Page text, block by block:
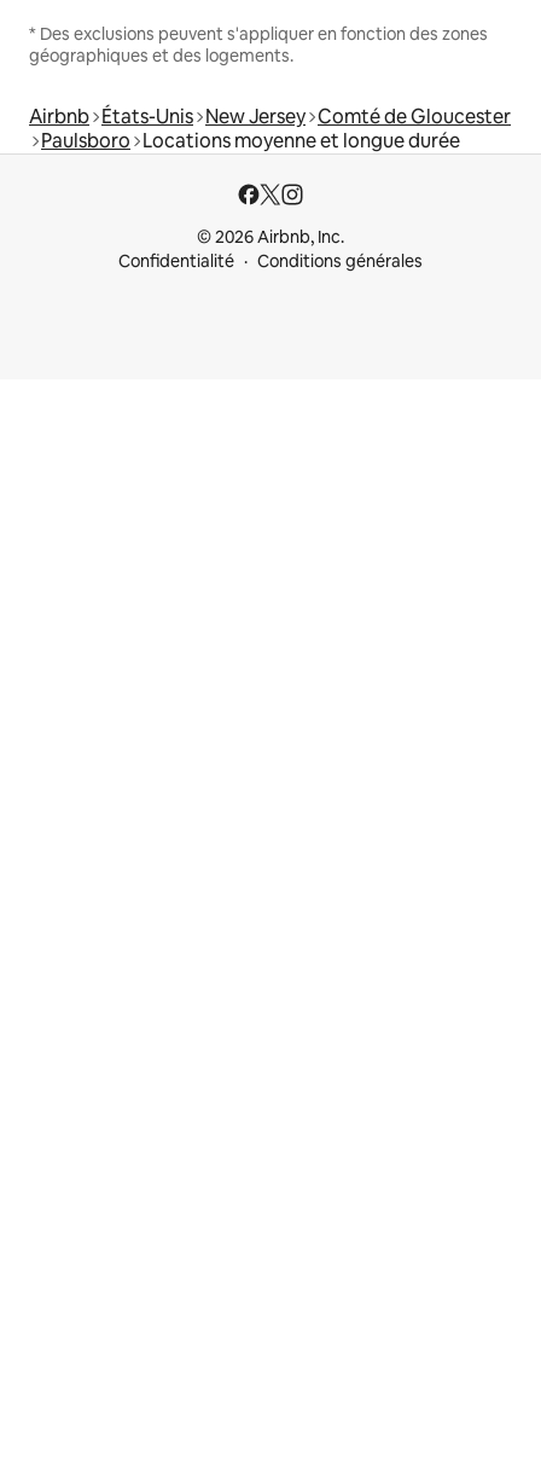
* Des exclusions peuvent s'appliquer en fonction des zones
géographiques et des logements.
Airbnb États-Unis New Jersey Comté de Gloucester
Paulsboro Locations moyenne et longue durée
© 2026 Airbnb, Inc.
Confidentialité
Conditions générales